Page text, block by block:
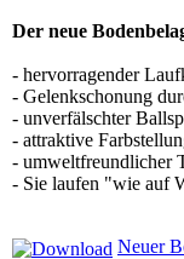
Der neue
- hervorragender
- Gelenkschonung
- unverfälschter
- attraktive
- umweltfreundlicher
- Sie laufen "wie auf
Neuer